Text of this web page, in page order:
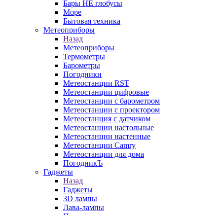
Бары НЕ глобусы
Море
Бытовая техника
Метеоприборы
Назад
Метеоприборы
Термометры
Барометры
Погодники
Метеостанции RST
Метеостанции цифровые
Метеостанции с барометром
Метеостанции с проектором
Метеостанция с датчиком
Метеостанции настольные
Метеостанции настенные
Метеостанции Camry
Метеостанции для дома
ПогодникЪ
Гаджеты
Назад
Гаджеты
3D лампы
Лава-лампы